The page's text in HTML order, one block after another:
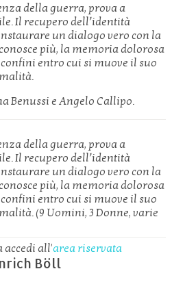
della guerra, prova a
Il recupero dell’identità
un dialogo vero con la
più, la memoria dolorosa
entro cui si muove il suo
Benussi e Angelo Callipo.
della guerra, prova a
Il recupero dell’identità
un dialogo vero con la
più, la memoria dolorosa
entro cui si muove il suo
(9 Uomini, 3 Donne, varie
accedi all'area riservata
Böll